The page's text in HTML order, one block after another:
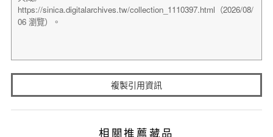
複製引用資訊
相關推薦藏品